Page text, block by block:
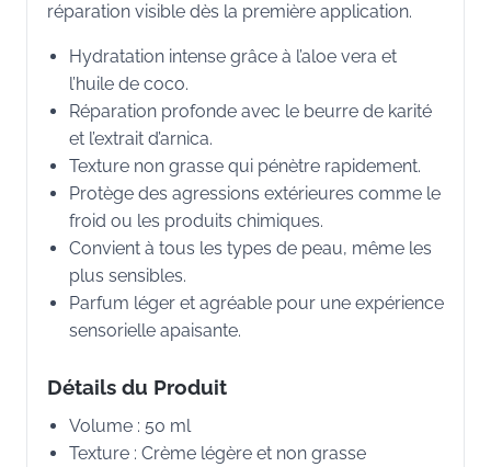
réparation visible dès la première application.
Hydratation intense grâce à l’aloe vera et
l’huile de coco.
Réparation profonde avec le beurre de karité
et l’extrait d’arnica.
Texture non grasse qui pénètre rapidement.
Protège des agressions extérieures comme le
froid ou les produits chimiques.
Convient à tous les types de peau, même les
plus sensibles.
Parfum léger et agréable pour une expérience
sensorielle apaisante.
Détails du Produit
Volume : 50 ml
Texture : Crème légère et non grasse